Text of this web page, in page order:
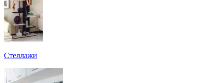
Стеллажи